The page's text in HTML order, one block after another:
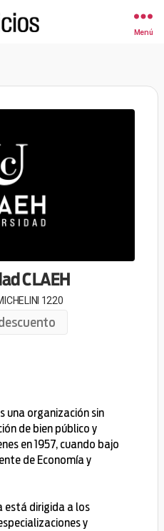
Menú
CLAEH
1220
una organización sin
de bien público y
en 1957, cuando bajo
de Economía y
está dirigida a los
y